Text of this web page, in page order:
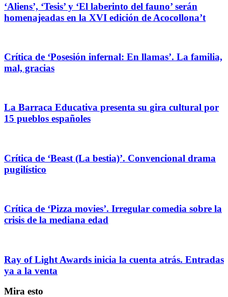
‘Aliens’, ‘Tesis’ y ‘El laberinto del fauno’ serán
homenajeadas en la XVI edición de Acocollona’t
Crítica de ‘Posesión infernal: En llamas’. La familia,
mal, gracias
La Barraca Educativa presenta su gira cultural por
15 pueblos españoles
Crítica de ‘Beast (La bestia)’. Convencional drama
pugilístico
Crítica de ‘Pizza movies’. Irregular comedia sobre la
crisis de la mediana edad
Ray of Light Awards inicia la cuenta atrás. Entradas
ya a la venta
Mira esto